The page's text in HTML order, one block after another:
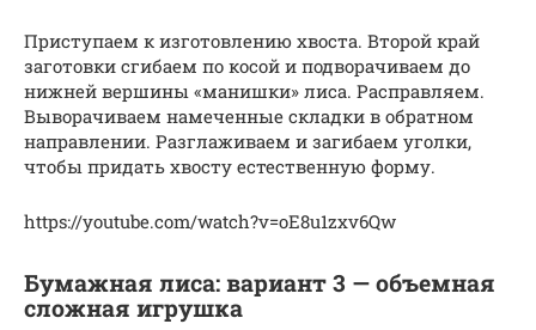
Приступаем к изготовлению хвоста. Второй край
заготовки сгибаем по косой и подворачиваем до
нижней вершины «манишки» лиса. Расправляем.
Выворачиваем намеченные складки в обратном
направлении. Разглаживаем и загибаем уголки,
чтобы придать хвосту естественную форму.
https://youtube.com/watch?v=oE8u1zxv6Qw
Бумажная лиса: вариант 3 — объемная
сложная игрушка